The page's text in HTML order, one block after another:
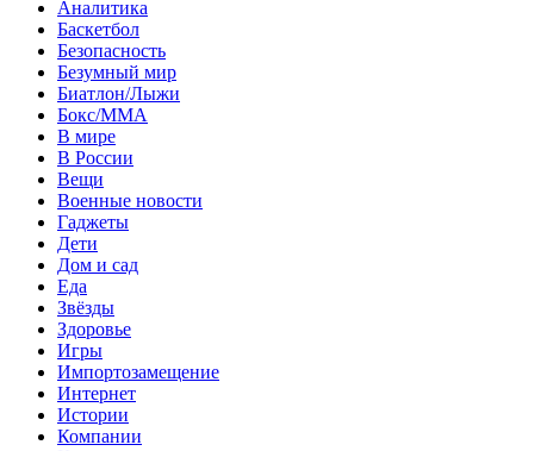
Аналитика
Баскетбол
Безопасность
Безумный мир
Биатлон/Лыжи
Бокс/MMA
В мире
В России
Вещи
Военные новости
Гаджеты
Дети
Дом и сад
Еда
Звёзды
Здоровье
Игры
Импортозамещение
Интернет
Истории
Компании